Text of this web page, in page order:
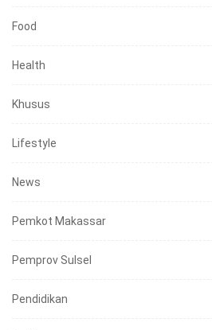
Food
Health
Khusus
Lifestyle
News
Pemkot Makassar
Pemprov Sulsel
Pendidikan